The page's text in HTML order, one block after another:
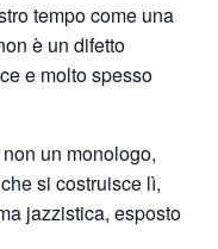
tempo come una
è un difetto
e molto spesso
un monologo,
si costruisce lì,
jazzistica, esposto